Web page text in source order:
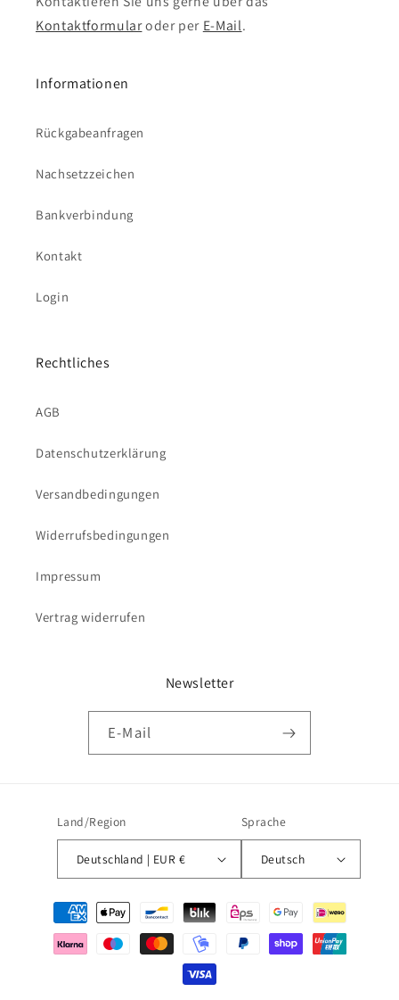
Kontaktformularoder per E-Mail.
Informationen
Rückgabeanfragen
Nachsetzzeichen
Bankverbindung
Kontakt
Login
Rechtliches
AGB
Datenschutzerklärung
Versandbedingungen
Widerrufsbedingungen
Impressum
Vertrag widerrufen
Newsletter
E-Mail
Land/Region
Deutschland | EUR €
Sprache
Deutsch
Zahlungsmethoden